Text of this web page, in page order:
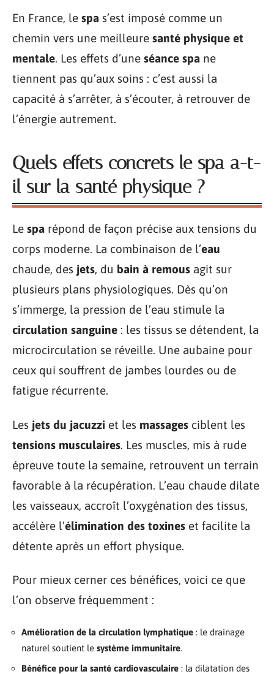
En France, le spa s’est imposé comme un
chemin vers une meilleure santé physique et
mentale. Les effets d’une séance spa ne
tiennent pas qu’aux soins : c’est aussi la
capacité à s’arrêter, à s’écouter, à retrouver de
l’énergie autrement.
Quels effets concrets le spa a-t-
il sur la santé physique ?
Le spa répond de façon précise aux tensions du
corps moderne. La combinaison de l’eau
chaude, des jets, du bain à remous agit sur
plusieurs plans physiologiques. Dès qu’on
s’immerge, la pression de l’eau stimule la
circulation sanguine : les tissus se détendent, la
microcirculation se réveille. Une aubaine pour
ceux qui souffrent de jambes lourdes ou de
fatigue récurrente.
Les jets du jacuzzi et les massages ciblent les
tensions musculaires. Les muscles, mis à rude
épreuve toute la semaine, retrouvent un terrain
favorable à la récupération. L’eau chaude dilate
les vaisseaux, accroît l’oxygénation des tissus,
accélère l’élimination des toxines et facilite la
détente après un effort physique.
Pour mieux cerner ces bénéfices, voici ce que
l’on observe fréquemment :
Amélioration de la circulation lymphatique : le drainage
naturel soutient le système immunitaire.
Bénéfice pour la santé cardiovasculaire : la dilatation des